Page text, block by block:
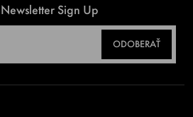
Sign Up
ODOBERAŤ